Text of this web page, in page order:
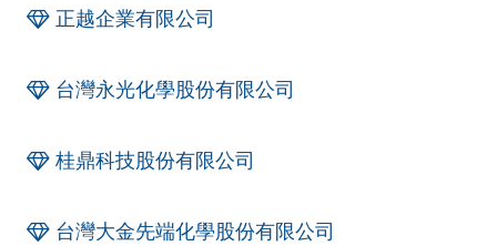
正越企業有限公司
台灣永光化學股份有限公司
桂鼎科技股份有限公司
台灣大金先端化學股份有限公司